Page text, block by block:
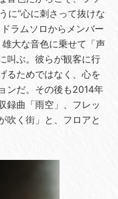
に“心に刺さって抜けな
ラムソロからメンバー
大な音色に乗せて「声
叫ぶ。彼らが観客に行
るためではなく、心を
ンだ。その後も2014年
録曲「雨空」、フレッ
吹く街」と、フロアと